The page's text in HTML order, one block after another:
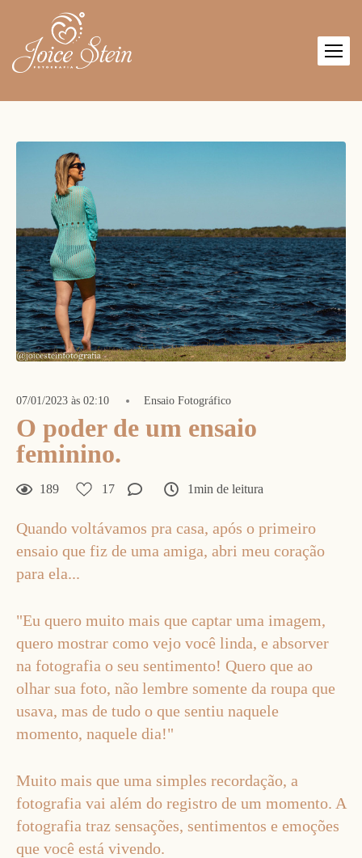
07/01/2023 às 02:10 Ensaio Fotográfico
O poder de um ensaio
feminino.
189 17 1min de leitura
Quando voltávamos pra casa, após o primeiro
ensaio que fiz de uma amiga, abri meu coração
para ela...
"Eu quero muito mais que captar uma imagem,
quero mostrar como vejo você linda, e absorver
na fotografia o seu sentimento! Quero que ao
olhar sua foto, não lembre somente da roupa que
usava, mas de tudo o que sentiu naquele
momento, naquele dia!"
Muito mais que uma simples recordação, a
fotografia vai além do registro de um momento. A
fotografia traz sensações, sentimentos e emoções
que você está vivendo.